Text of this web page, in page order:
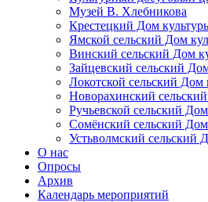
Музей В. Хлебникова
Крестецкий Дом
Ямской сельский Дом
Винский сельский Дом
Зайцевский сельский
Локотской сельский Дом
Новорахинский
Ручьевской сельский
Сомёнский сельский
Устьволмский сельский
О нас
Опросы
Архив
Календарь мероприятий